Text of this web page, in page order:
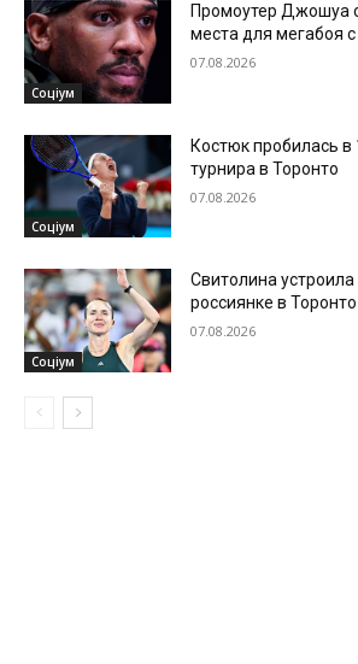
Соціум
Промоутер Джошуа
места для мегабоя
07.08.2026
Соціум
Костюк пробилась
турнира в Торонто
07.08.2026
Соціум
Свитолина устроила
россиянке в Торонто
07.08.2026